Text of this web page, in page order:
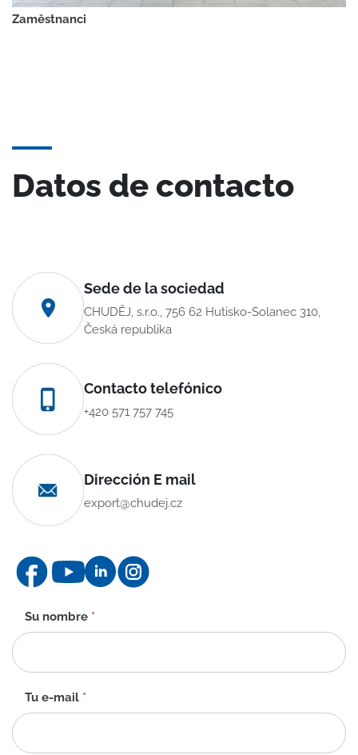
Zaměstnanci
Datos de contacto
Sede de la sociedad
CHUDĚJ, s.r.o., 756 62 Hutisko-Solanec 310,
Česká republika
Contacto telefónico
+420 571 757 745
Dirección E mail
export@chudej.cz
Formulario
de
contacto
-
Su nombre *
Tu e-mail *